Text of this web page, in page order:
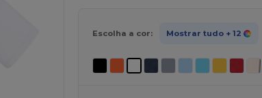
Escolha a cor: Mostrar tudo + 12